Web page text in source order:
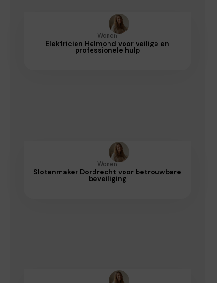
Wonen
Elektricien Helmond voor veilige en
professionele hulp
Wonen
Slotenmaker Dordrecht voor betrouwbare
beveiliging